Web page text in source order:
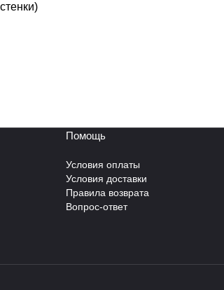
Помощь
Условия оплаты
Условия доставки
Правила возврата
Вопрос-ответ